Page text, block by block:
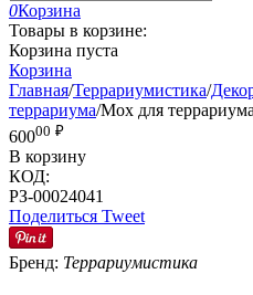
0Корзина
Товары в корзине:
Корзина пуста
Корзина
Главная/Террариумистика/
террариума/Мох для
60000 ₽
В корзину
КОД:
РЗ-00024041
Поделиться Tweet
Бренд: Террариумистика